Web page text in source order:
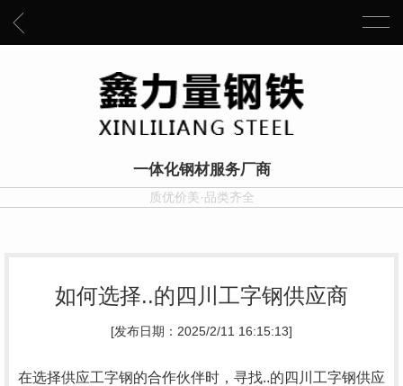
一体化钢材服务厂商
质优价美·品类齐全
如何选择..的四川工字钢供应商
[发布日期：2025/2/11 16:15:13]
在选择供应工字钢的合作伙伴时，寻找..的四川工字钢供应